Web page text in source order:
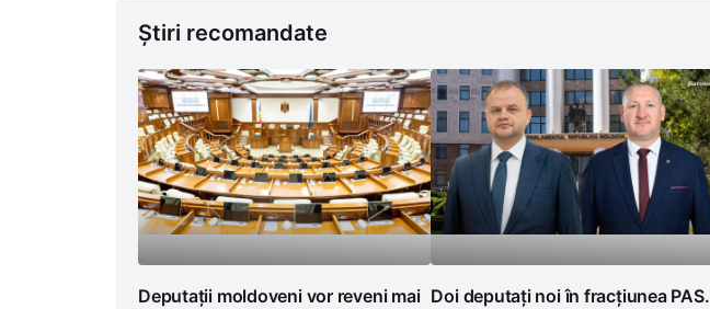
Știri recomandate
Deputații moldoveni vor reveni mai Doi deputați noi în fracțiunea PAS.